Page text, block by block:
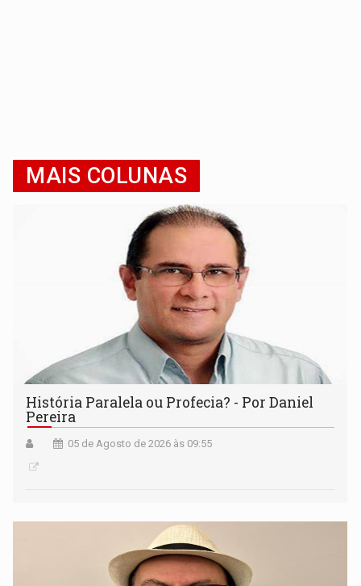
MAIS COLUNAS
História Paralela ou Profecia? - Por Daniel
Pereira
05 de Agosto de 2026 às 09:55